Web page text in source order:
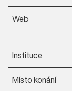
Web
Instituce
Místo konání